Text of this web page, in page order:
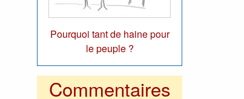
Pourquoi tant de haine pour
le peuple ?
Commentaires